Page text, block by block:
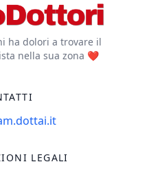
ha dolori a trovare il
nella sua zona ❤️
LEGALI